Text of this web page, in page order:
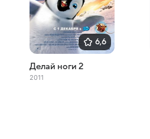
6,6
Делай ноги 2
2011